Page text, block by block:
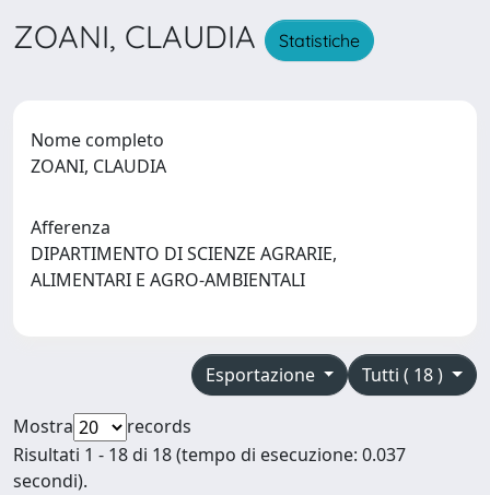
ZOANI, CLAUDIA Statistiche
Nome completo
ZOANI, CLAUDIA
Afferenza
DIPARTIMENTO DI SCIENZE AGRARIE,
ALIMENTARI E AGRO-AMBIENTALI
Tutti ( 18 )
Esportazione
Mostra
records
Risultati 1 - 18 di 18 (tempo di esecuzione: 0.037
secondi).